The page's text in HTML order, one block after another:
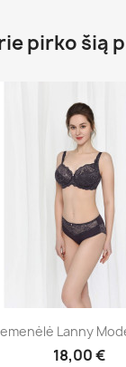
pirko šią
Lanny
18,00 €